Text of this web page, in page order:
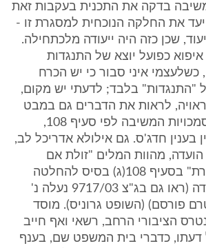
בדקה את התכנית בעקבות זאת
את החלקה הנוכחית למסגרת זו -
שכן כזה היה ייעודה מלכתחילה.
כפועל יוצא של התנגדות
כשלעצמי איני סבור כי יש הכרח
"התנגדות" בלבד; לדעתי יש מקום,
לראות את הדברים גם במבט
הרחב הנזכר, של סמכויות המשיבה לפי סעיף 108,
חדג'ס. גם אילולא אדריכל לב,
הועדה, מהוות המלים "זולת אם
החליט המוסד אחרת" בסעיף 108(ג) בסיס להחלטה
אוטונומית של הועדה (ראו גם בג"צ 9717/03 נעלה נ'
פורסם) (השופט גרוניס). מוסד
הציבורי הרחב, רשאי ואף חייב
דעתו, כדברי בית המשפט שם, בענף